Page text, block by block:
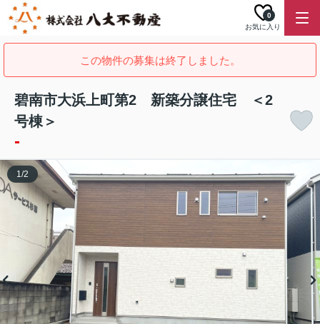
お気に入り
0
この物件の募集は終了しました。
碧南市大浜上町第2 新築分譲住宅 ＜2
号棟＞
-
1/2